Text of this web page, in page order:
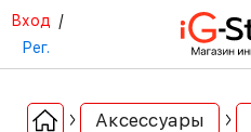
Вход /
Рег.
Аксессуары